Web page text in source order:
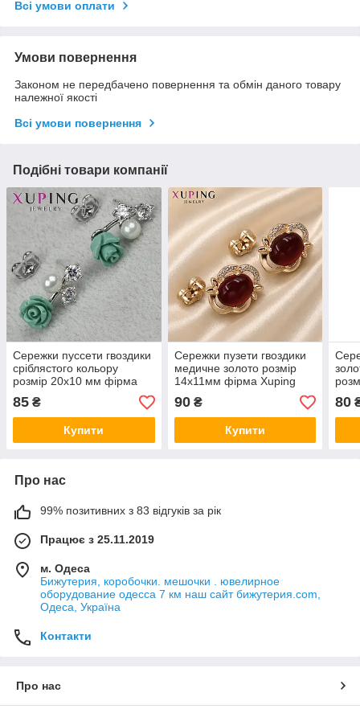
Всі умови оплати
Умови повернення
Законом не передбачено повернення та обмін даного товару
належної якості
Всі умови повернення
Подібні товари компанії
Сережки пуссети гвоздики
сріблястого кольору
розмір 20х10 мм фірма
Xuping Jewelry трояндочки
зі стразами та
намистиною
85 ₴
Купити
Сережки пузети гвоздики
медичне золото розмір
14х11мм фірма Xuping
Jewelry зі стразами та
червоними намистинами
90₴
Купити
80
Про нас
99% позитивних з 83 відгуків за рік
Працює з 25.11.2019
м. Одеса
Бижутерия, коробочки. мешочки . ювелирное
оборудование одесса 7 км наш сайт бижутерия.com,
Одеса, Україна
Контакти
Про нас